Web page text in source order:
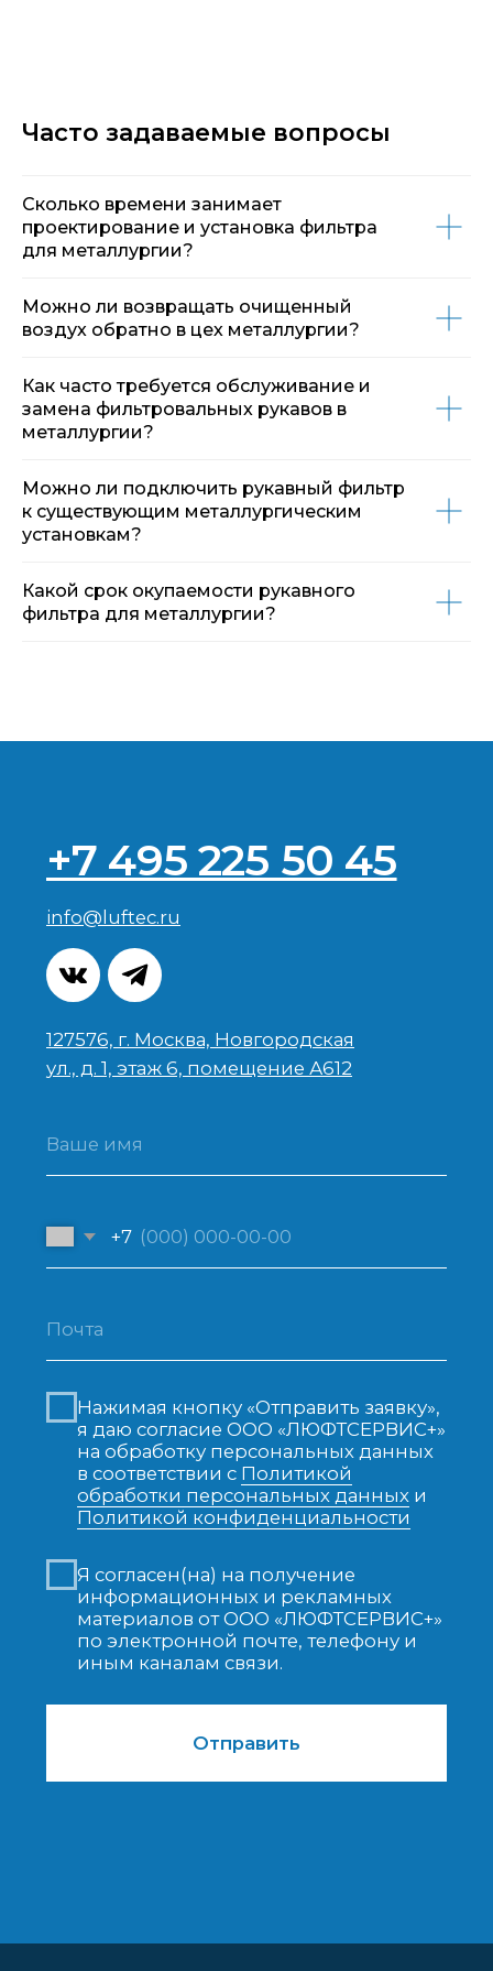
Часто задаваемые вопросы
Сколько времени занимает
проектирование и установка фильтра
для металлургии?
Можно ли возвращать очищенный
воздух обратно в цех металлургии?
Как часто требуется обслуживание и
замена фильтровальных рукавов в
металлургии?
Можно ли подключить рукавный фильтр
к существующим металлургическим
установкам?
Какой срок окупаемости рукавного
фильтра для металлургии?
Продвижение сайта
Политика обработки персональных данных
Политика конфиденциальности
Политика файлов cookie
На сайте используется сервис
веб-аналитики Яндекс.Метрика